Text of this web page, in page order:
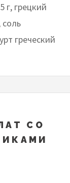
г, грецкий
греческий
СО